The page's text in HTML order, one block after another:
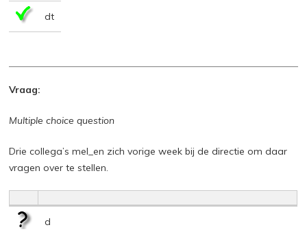
dt
Vraag:
Multiple choice question
Drie collega’s mel_en zich vorige week bij de directie om daar
vragen over te stellen.
d